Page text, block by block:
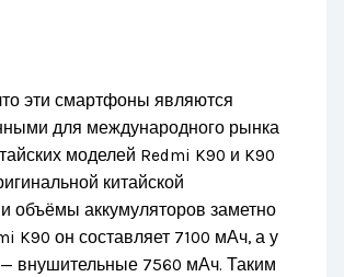
эти смартфоны являются
для международного рынка
моделей Redmi K90 и K90
китайской
объёмы аккумуляторов заметно
K90 он составляет 7100 мАч, а у
внушительные 7560 мАч. Таким